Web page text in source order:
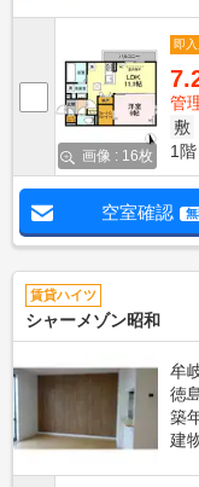
画像 : 16枚
即
管
敷
1階
空室確認
賃貸ハイツ
シャーメゾン昭和
牟
徳
築
建